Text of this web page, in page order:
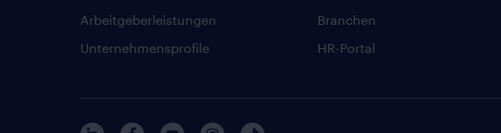
Arbeitgeberleistungen
Unternehmensprofile
Branchen
HR-Portal